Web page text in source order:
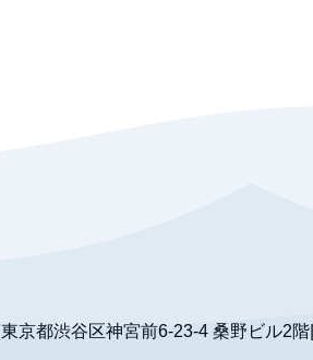
東京都渋谷区神宮前6-23-4 桑野ビル2階